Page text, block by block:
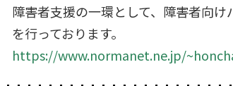
障害者支援の一環として、障害者向
を行っております。
https://www.normanet.ne.jp/